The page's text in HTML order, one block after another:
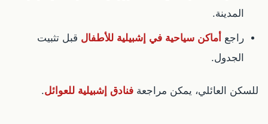
المدينة.
راجع أماكن سياحية في إشبيلية للأطفال قبل تثبيت
الجدول.
للسكن العائلي، يمكن مراجعة فنادق إشبيلية للعوائل.